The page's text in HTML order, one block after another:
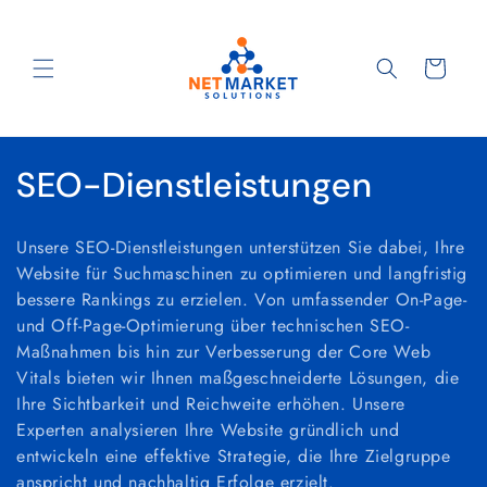
Warenkorb
K
t
e
g
o
r
SEO-Dienstleistungen
Unsere SEO-Dienstleistungen unterstützen Sie dabei, Ihre
Website für Suchmaschinen zu optimieren und langfristig
bessere Rankings zu erzielen. Von umfassender On-Page-
und Off-Page-Optimierung über technischen SEO-
Maßnahmen bis hin zur Verbesserung der Core Web
Vitals bieten wir Ihnen maßgeschneiderte Lösungen, die
Ihre Sichtbarkeit und Reichweite erhöhen. Unsere
Experten analysieren Ihre Website gründlich und
entwickeln eine effektive Strategie, die Ihre Zielgruppe